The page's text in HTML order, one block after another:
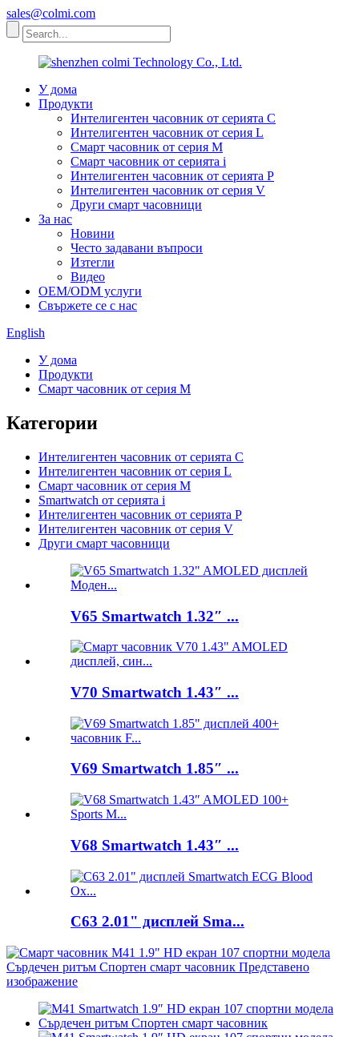
sales@colmi.com
У дома
Продукти
Интелигентен часовник от серията C
Интелигентен часовник от серия L
Смарт часовник от серия M
Смарт часовник от серията i
Интелигентен часовник от серията P
Интелигентен часовник от серия V
Други смарт часовници
За нас
Новини
Често задавани въпроси
Изтегли
Видео
OEM/ODM услуги
Свържете се с нас
English
У дома
Продукти
Смарт часовник от серия M
Категории
Интелигентен часовник от серията C
Интелигентен часовник от серия L
Смарт часовник от серия M
Smartwatch от серията i
Интелигентен часовник от серията P
Интелигентен часовник от серия V
Други смарт часовници
V65 Smartwatch 1.32″ ...
V70 Smartwatch 1.43″ ...
V69 Smartwatch 1.85″ ...
V68 Smartwatch 1.43″ ...
C63 2.01" дисплей Sma...